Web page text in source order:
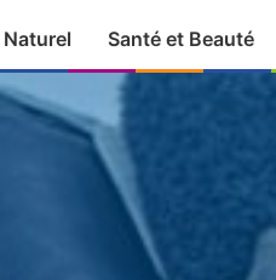
Santé et Beauté